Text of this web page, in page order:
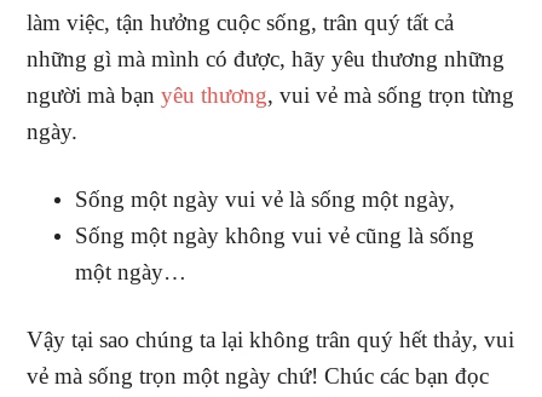
làm việc, tận hưởng cuộc sống, trân quý tất cả
những gì mà mình có được, hãy yêu thương những
người mà bạnyêu thương, vui vẻ mà sống trọn từng
ngày.
Sống một ngày vui vẻ là sống một ngày,
Sống một ngày không vui vẻ cũng là sống
một ngày…
Vậy tại sao chúng ta lại không trân quý hết thảy, vui
vẻ mà sống trọn một ngày chứ! Chúc các bạn đọc